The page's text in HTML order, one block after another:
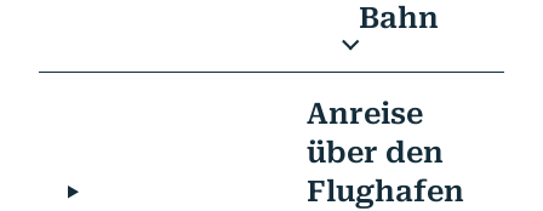
Bahn
Anreise
über den
Flughafen